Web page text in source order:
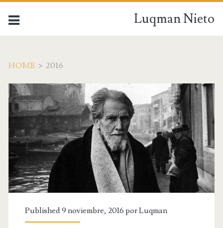
Luqman Nieto
HOME > 2016
Published 9 noviembre, 2016 porLuqman